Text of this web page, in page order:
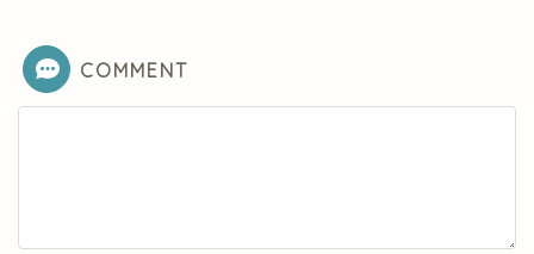
COMMENT